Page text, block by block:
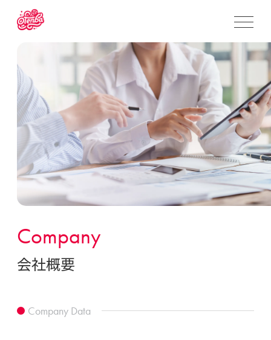
Company
会社概要
Company Data